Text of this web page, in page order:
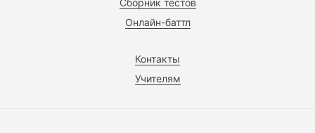
Сборник тестов
Онлайн-баттл
Контакты
Учителям